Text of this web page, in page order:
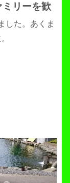
ミリーを歓
した。あくま